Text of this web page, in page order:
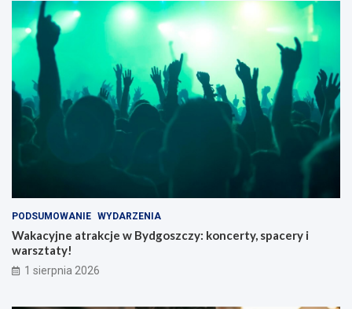
PODSUMOWANIE WYDARZENIA
Wakacyjne atrakcje w Bydgoszczy: koncerty, spacery i
warsztaty!
1 sierpnia 2026